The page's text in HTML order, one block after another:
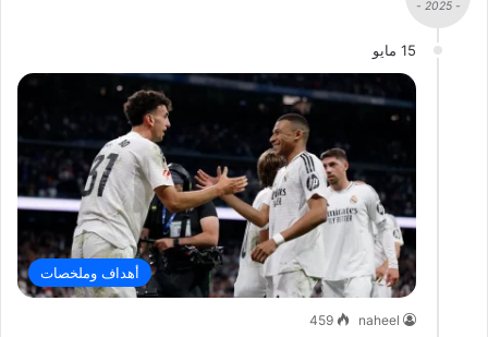
- 2025 -
15 مايو
أهداف وملخصات
naheel
459